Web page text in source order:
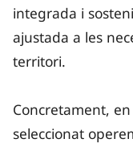
integrada i
ajustada a les
territori.
Concretament,
seleccionat